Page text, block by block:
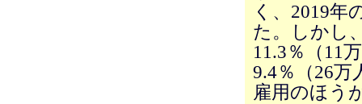
く、2019年
た。しかし
11.3％（11
9.4％（26万
雇用のほう